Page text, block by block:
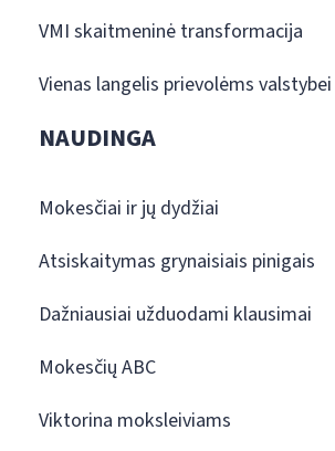
VMI skaitmeninė transformacija
Vienas langelis prievolėms
NAUDINGA
Mokesčiai ir jų dydžiai
Atsiskaitymas grynaisiais pinigais
Dažniausiai užduodami klausimai
Mokesčių ABC
Viktorina moksleiviams